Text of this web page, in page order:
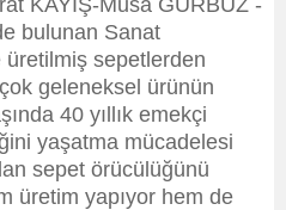
KAYIŞ-Musa GÜRBÜZ -
bulunan Sanat
üretilmiş sepetlerden
geleneksel ürünün
40 yıllık emekçi
yaşatma mücadelesi
sepet örücülüğünü
üretim yapıyor hem de